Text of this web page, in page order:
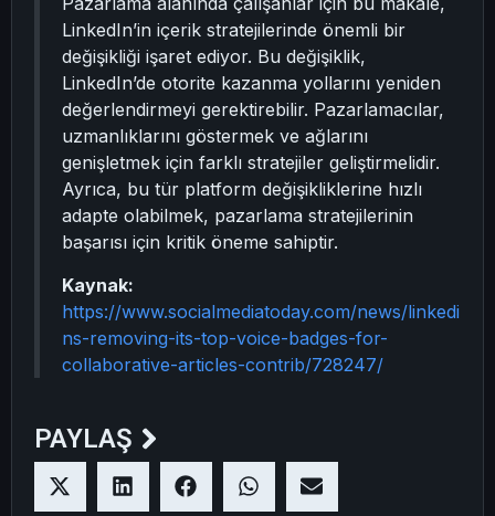
LinkedIn’in içerik stratejilerinde önemli bir
değişikliği işaret ediyor. Bu değişiklik,
LinkedIn’de otorite kazanma yollarını yeniden
değerlendirmeyi gerektirebilir. Pazarlamacılar,
uzmanlıklarını göstermek ve ağlarını
genişletmek için farklı stratejiler geliştirmelidir.
Ayrıca, bu tür platform değişikliklerine hızlı
adapte olabilmek, pazarlama stratejilerinin
başarısı için kritik öneme sahiptir.
Kaynak:
https://www.socialmediatoday.com/news/linkedi
ns-removing-its-top-voice-badges-for-
collaborative-articles-contrib/728247/
PAYLAŞ